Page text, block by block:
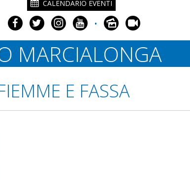
CALENDARIO EVENTI
•
MARCIALONGA
E FASSA